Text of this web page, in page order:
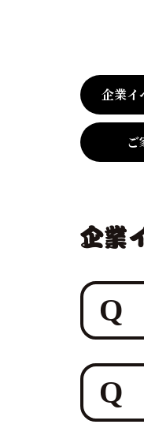
企業イ
ご
企業